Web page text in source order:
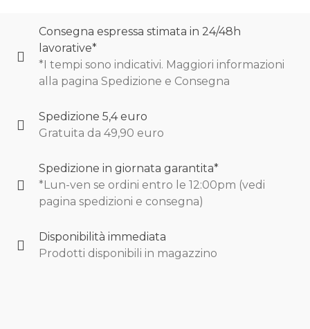
Consegna espressa stimata in 24/48h
lavorative*
*I tempi sono indicativi. Maggiori informazioni
alla pagina Spedizione e Consegna
Spedizione 5,4 euro
Gratuita da 49,90 euro
Spedizione in giornata garantita*
*Lun-ven se ordini entro le 12:00pm (vedi
pagina spedizioni e consegna)
Disponibilità immediata
Prodotti disponibili in magazzino